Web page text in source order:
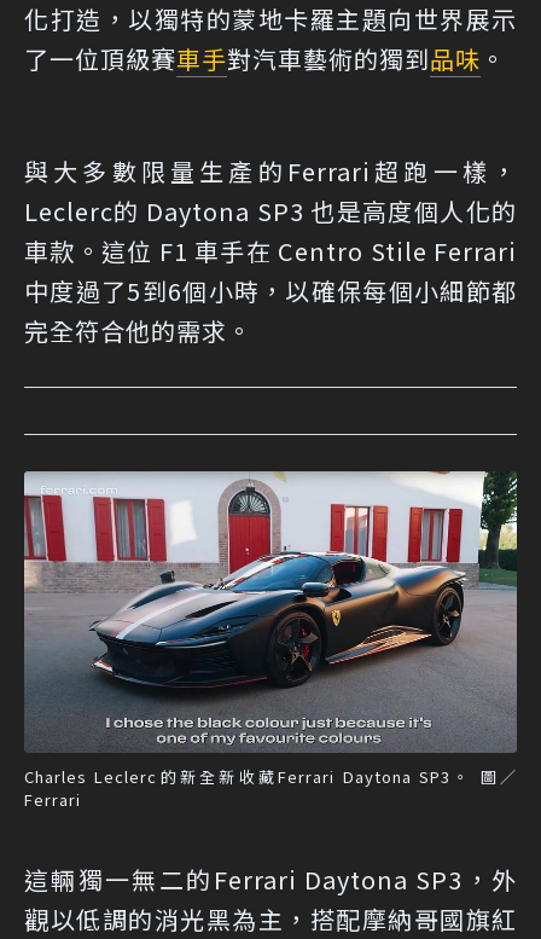
化打造，以獨特的蒙地卡羅主題向世界展示
了一位頂級賽車手對汽車藝術的獨到品味 。
與大多數限量生產的Ferrari超跑一樣，
Leclerc的 Daytona SP3 也是高度個人化的
車款。這位 F1 車手在 Centro Stile Ferrari
中度過了5到6個小時，以確保每個小細節都
完全符合他的需求。
Charles Leclerc的新全新收藏Ferrari Daytona SP3。 圖／
Ferrari
這輛獨一無二的Ferrari Daytona SP3，外
觀以低調的消光黑為主，搭配摩納哥國旗紅